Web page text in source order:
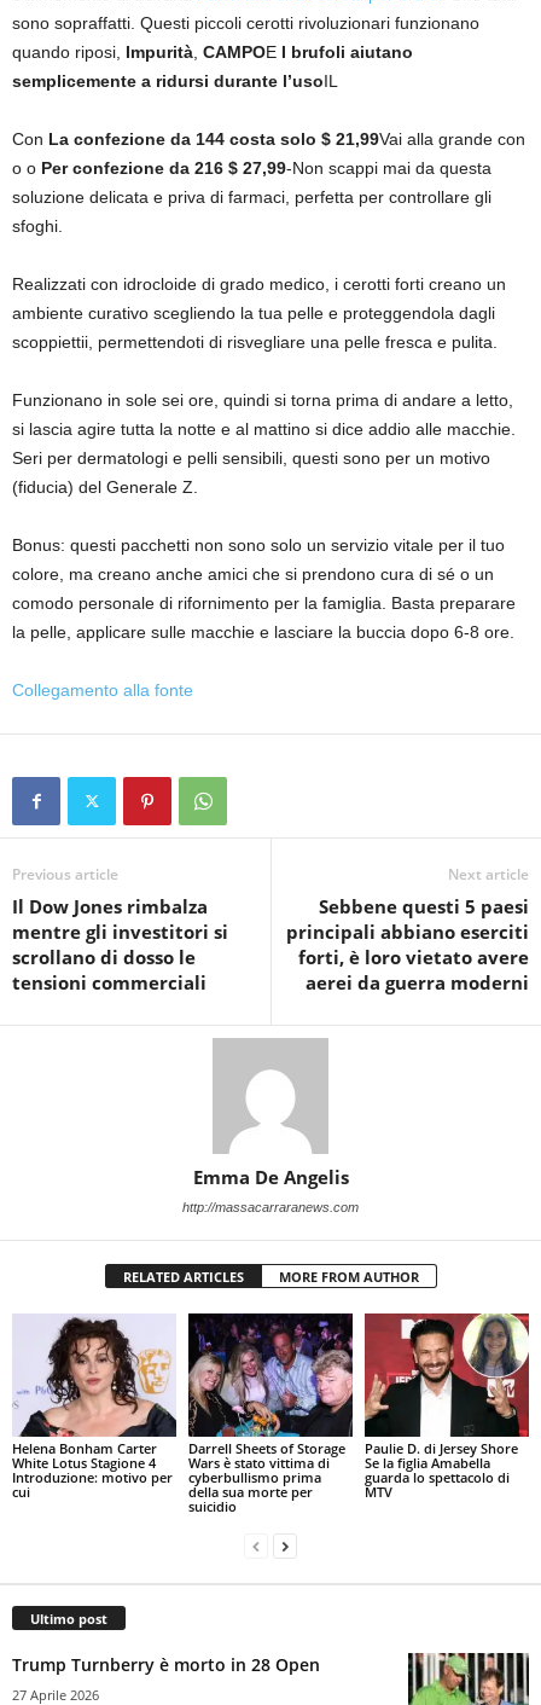
sono sopraffatti. Questi piccoli cerotti rivoluzionari funzionano
quando riposi, Impurità CAMPOE I brufoli aiutano
semplicemente a ridursi durante l’usoIL
Con La confezione da 144 costa solo $ 21,99Vai alla grande con
o o Per confezione da 216 $ 27,99-Non scappi mai da questa
soluzione delicata e priva di farmaci, perfetta per controllare gli
sfoghi.
Realizzati con idrocloide di grado medico, i cerotti forti creano un
ambiente curativo scegliendo la tua pelle e proteggendola dagli
scoppiettii, permettendoti di risvegliare una pelle fresca e pulita.
Funzionano in sole sei ore, quindi si torna prima di andare a letto,
si lascia agire tutta la notte e al mattino si dice addio alle macchie.
Seri per dermatologi e pelli sensibili, questi sono per un motivo
(fiducia) del Generale Z.
Bonus: questi pacchetti non sono solo un servizio vitale per il tuo
colore, ma creano anche amici che si prendono cura di sé o un
comodo personale di rifornimento per la famiglia. Basta preparare
la pelle, applicare sulle macchie e lasciare la buccia dopo 6-8 ore.
Collegamento alla fonte
Previous article
Il Dow Jones rimbalza
mentre gli investitori si
scrollano di dosso le
tensioni commerciali
Next article
Sebbene questi 5 paesi
principali abbiano eserciti
forti, è loro vietato avere
aerei da guerra moderni
Emma De Angelis
http://massacarraranews.com
RELATED ARTICLES MORE FROM AUTHOR
Helena Bonham Carter
White Lotus Stagione 4
Introduzione: motivo per
cui
Darrell Sheets of Storage
Wars è stato vittima di
cyberbullismo prima
della sua morte per
suicidio
Paulie D. di Jersey Shore
Se la figlia Amabella
guarda lo spettacolo di
MTV
Ultimo post
Trump Turnberry è morto in 28 Open
27 Aprile 2026